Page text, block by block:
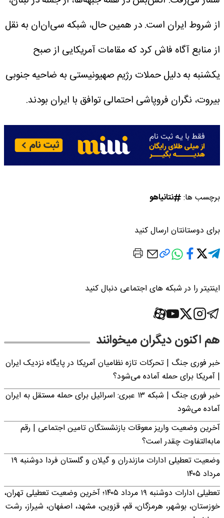
از شروط ایران است.در همین حال، شبکه سی‌ان‌ان به نقل
از منابع آگاه فاش کرد که مقامات آمریکایی از صبح
یکشنبه به دلیل حملات رژیم صهیونیستی به ضاحیه جنوبی
بیروت، نگران فروپاشی احتمالی توافق با ایران بودند.
برچسب ها: نتانیاهو
برای دوستانتان ارسال کنید
اینتیتر را در شبکه های اجتماعی دنبال کنید
هم اکنون دیگران میخوانند
خبر فوری جنگ | تحرکات تازه نظامیان آمریکا در پایگاه نزدیک ایران
| آمریکا برای حمله آماده می‌شود؟
خبر فوری جنگ | شبکه ۱۳ عبری: اسرائیل برای حمله مستقل به ایران
آماده می‌شود
آخرین وضعیت واریز معوقات بازنشستگان تامین اجتماعی | رقم
مابه‌التفاوت چقدر است؟
وضعیت تعطیلی ادارات مازندران و گیلان و گلستان فردا دوشنبه ۱۹
مرداد ۱۴۰۵
تعطیلی ادارات دوشنبه ۱۹ مرداد ۱۴۰۵؛ آخرین وضعیت تعطیلی تهران،
خوزستان، بوشهر، هرمزگان، قم، قزوین، مشهد، اصفهان، شیراز، رشت